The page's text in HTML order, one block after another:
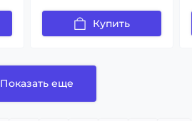
Купить
Показать еще